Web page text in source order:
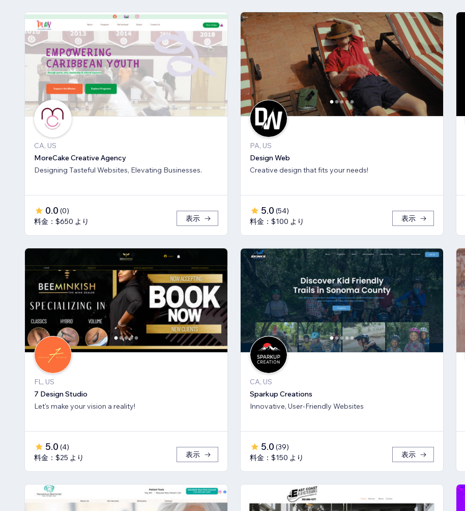
CA, US
MoreCake Creative Agency
Designing Tasteful Websites, Elevating Businesses.
0.0 (0)
料金：$650 より
表示
PA, US
Design Web
Creative design that fits your needs!
5.0 (54)
料金：$100 より
表示
FL, US
7 Design Studio
Let's make your vision a reality!
5.0 (4)
料金：$25 より
表示
CA, US
Sparkup Creations
Innovative, User-Friendly Websites
5.0 (39)
料金：$150 より
表示